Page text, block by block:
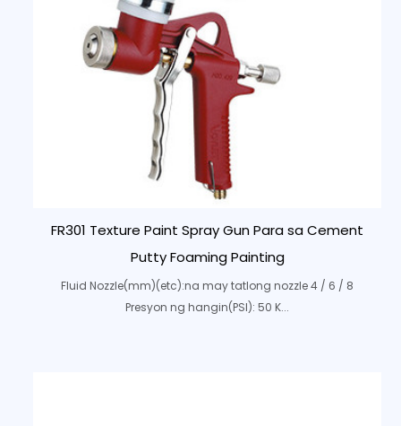
FR301 Texture Paint Spray Gun Para sa Cement
Putty Foaming Painting
Fluid Nozzle(mm)(etc):na may tatlong nozzle 4 / 6 / 8
Presyon ng hangin(PSI): 50 K...